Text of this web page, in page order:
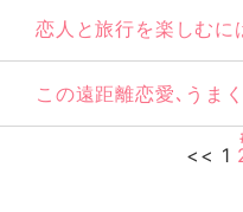
恋人と旅行を楽しむに
この遠距離恋愛､うま
<< 1